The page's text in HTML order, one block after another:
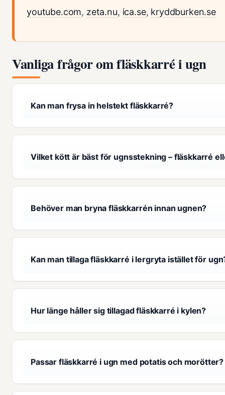
youtube.com, zeta.nu, ica.se, kryddburken.se
Vanliga frågor om fläskkarré i ugn
Kan man frysa in helstekt fläskkarré?
Vilket kött är bäst för ugnsstekning – fläskkarré
Behöver man bryna fläskkarrén innan ugnen?
Kan man tillaga fläskkarré i lergryta istället för
Hur länge håller sig tillagad fläskkarré i kylen?
Passar fläskkarré i ugn med potatis och morötter?